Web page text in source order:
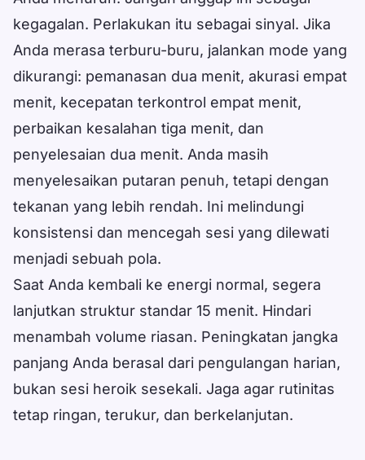
kegagalan. Perlakukan itu sebagai sinyal. Jika
Anda merasa terburu-buru, jalankan mode yang
dikurangi: pemanasan dua menit, akurasi empat
menit, kecepatan terkontrol empat menit,
perbaikan kesalahan tiga menit, dan
penyelesaian dua menit. Anda masih
menyelesaikan putaran penuh, tetapi dengan
tekanan yang lebih rendah. Ini melindungi
konsistensi dan mencegah sesi yang dilewati
menjadi sebuah pola.
Saat Anda kembali ke energi normal, segera
lanjutkan struktur standar 15 menit. Hindari
menambah volume riasan. Peningkatan jangka
panjang Anda berasal dari pengulangan harian,
bukan sesi heroik sesekali. Jaga agar rutinitas
tetap ringan, terukur, dan berkelanjutan.